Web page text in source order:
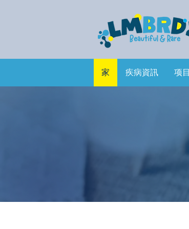
家 疾病資訊 项目